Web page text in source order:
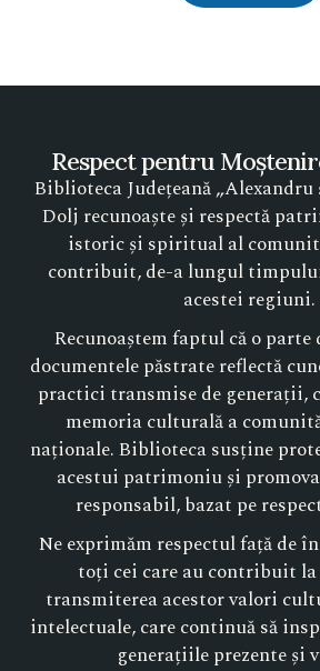
Respect pentru
Biblioteca Județeană
Dolj recunoaște și respectă
istoric și spiritual al
contribuit, de-a lungul
acestei regiuni.
Recunoaștem faptul că o
documentele păstrate reflectă
practici transmise de generații,
memoria culturală a
naționale. Biblioteca susține
acestui patrimoniu și
responsabil, bazat pe
Ne exprimăm respectul față de
toți cei care au contribuit la
transmiterea acestor valori
intelectuale, care continuă să
generațiile prezente și